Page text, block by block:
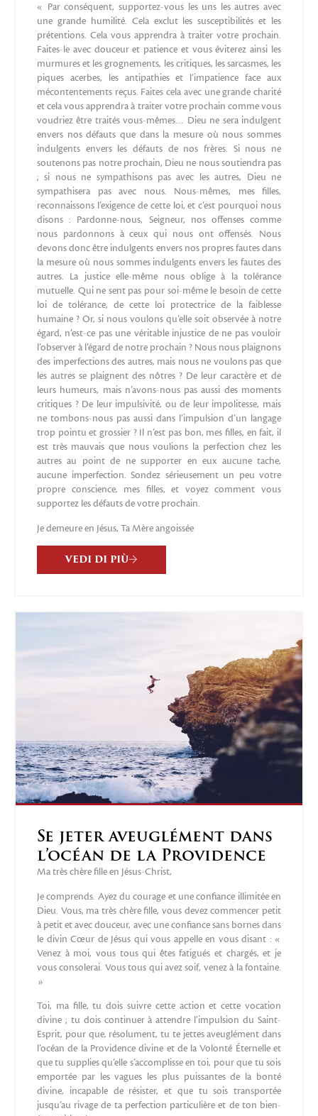
« Par conséquent, supportez-vous les uns les autres avec
une grande humilité. Cela exclut les susceptibilités et les
prétentions. Cela vous apprendra à traiter votre prochain.
Faites-le avec douceur et patience et vous éviterez ainsi les
murmures et les grognements, les critiques, les sarcasmes, les
piques acerbes, les antipathies et l’impatience face aux
mécontentements reçus. Faites cela avec une grande charité
et cela vous apprendra à traiter votre prochain comme vous
voudriez être traités vous-mêmes… Dieu ne sera indulgent
envers nos défauts que dans la mesure où nous sommes
indulgents envers les défauts de nos frères. Si nous ne
soutenons pas notre prochain, Dieu ne nous soutiendra pas
; si nous ne sympathisons pas avec les autres, Dieu ne
sympathisera pas avec nous. Nous-mêmes, mes filles,
reconnaissons l’exigence de cette loi, et c’est pourquoi nous
disons : Pardonne-nous, Seigneur, nos offenses comme
nous pardonnons à ceux qui nous ont offensés. Nous
devons donc être indulgents envers nos propres fautes dans
la mesure où nous sommes indulgents envers les fautes des
autres. La justice elle-même nous oblige à la tolérance
mutuelle. Qui ne sent pas pour soi-même le besoin de cette
loi de tolérance, de cette loi protectrice de la faiblesse
humaine ? Or, si nous voulons qu’elle soit observée à notre
égard, n’est-ce pas une véritable injustice de ne pas vouloir
l’observer à l’égard de notre prochain ? Nous nous plaignons
des imperfections des autres, mais nous ne voulons pas que
les autres se plaignent des nôtres ? De leur caractère et de
leurs humeurs, mais n’avons-nous pas aussi des moments
critiques ? De leur impulsivité, ou de leur impolitesse, mais
ne tombons-nous pas aussi dans l’impulsion d’un langage
trop pointu et grossier ? Il n’est pas bon, mes filles, en fait, il
est très mauvais que nous voulions la perfection chez les
autres au point de ne supporter en eux aucune tache,
aucune imperfection. Sondez sérieusement un peu votre
propre conscience, mes filles, et voyez comment vous
supportez les défauts de votre prochain.
Je demeure en Jésus, Ta Mère angoissée
VEDI DI PIÙ
Se jeter aveuglément dans
l’océan de la Providence
Ma très chère fille en Jésus-Christ,
Je comprends. Ayez du courage et une confiance illimitée en
Dieu. Vous, ma très chère fille, vous devez commencer petit
à petit et avec douceur, avec une confiance sans bornes dans
le divin Cœur de Jésus qui vous appelle en vous disant : «
Venez à moi, vous tous qui êtes fatigués et chargés, et je
vous consolerai. Vous tous qui avez soif, venez à la fontaine.
»
Toi, ma fille, tu dois suivre cette action et cette vocation
divine ; tu dois continuer à attendre l’impulsion du Saint-
Esprit, pour que, résolument, tu te jettes aveuglément dans
l’océan de la Providence divine et de la Volonté Éternelle et
que tu supplies qu’elle s’accomplisse en toi, pour que tu sois
emportée par les vagues les plus puissantes de la bonté
divine, incapable de résister, et que tu sois transportée
jusqu’au rivage de ta perfection particulière et de ton bien-